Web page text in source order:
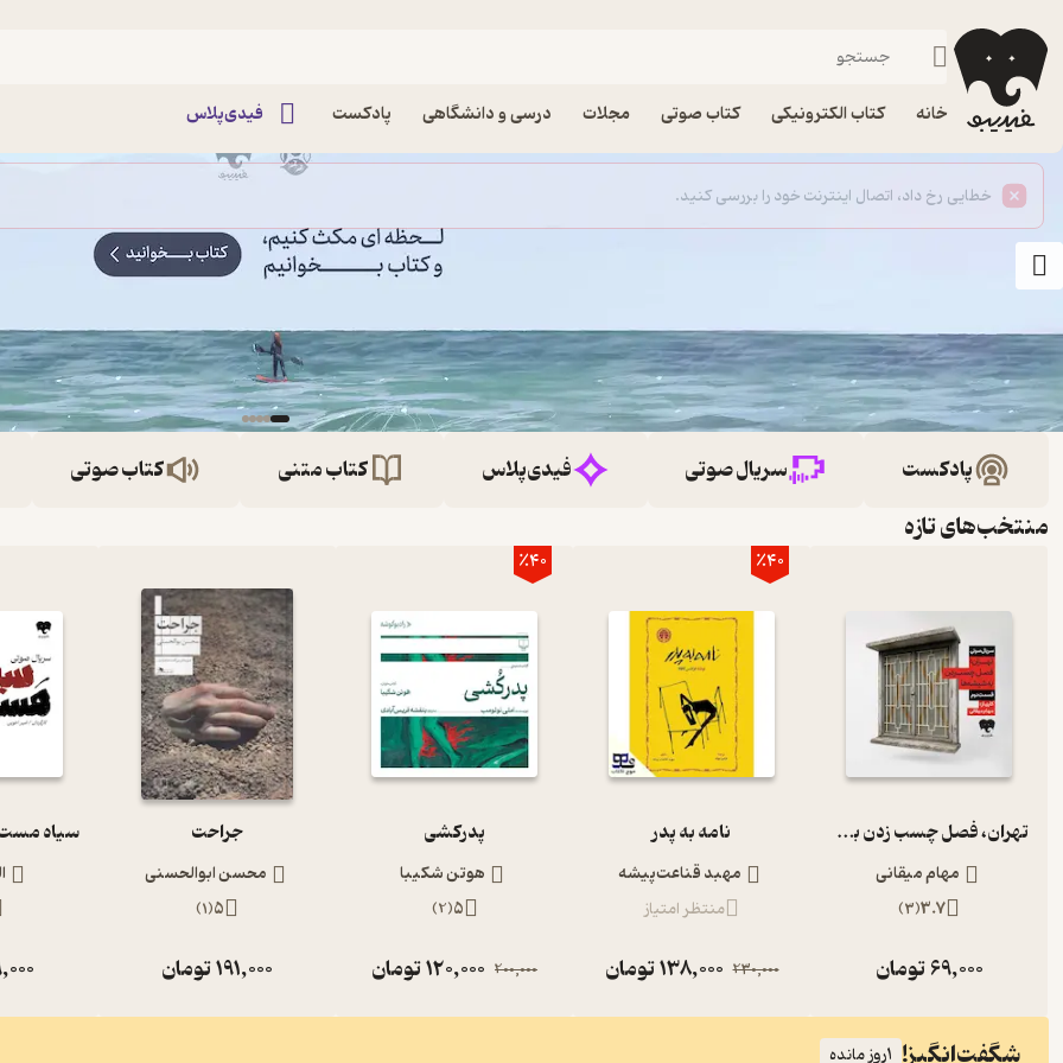
خانه کتاب الکترونیکی کتاب صوتی مجلات درسی و دانشگاهی پادکست فیدی‌پلاس
پادکست سریال صوتی فیدی‌پلاس کتاب متنی کتاب صوتی
منتخب‌های تازه
تهران، فصل چسب زدن به شیشه‌ها (قسمت دوم)
مهام میقانی
3.7
(
3
)
69,000تومان
٪40
نامه به پدر
مهبد قناعت‌پیشه
منتظر امتیاز
230,000
138,000تومان
٪40
پدرکشی
هوتن شکیبا
5
(
2
)
200,000
120,000تومان
جراحت
محسن ابوالحسنی
5
(
1
)
191,000تومان
شگفت‌انگیز! 1روز مانده